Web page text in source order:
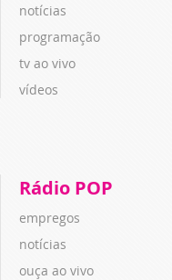
notícias
programação
tv ao vivo
vídeos
Rádio POP
empregos
notícias
ouça ao vivo